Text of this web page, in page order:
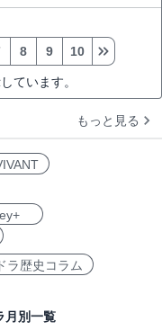
ています。
8 9 10
もっと見る
ラ歴史コラム
月別一覧